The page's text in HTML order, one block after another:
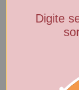
Digite